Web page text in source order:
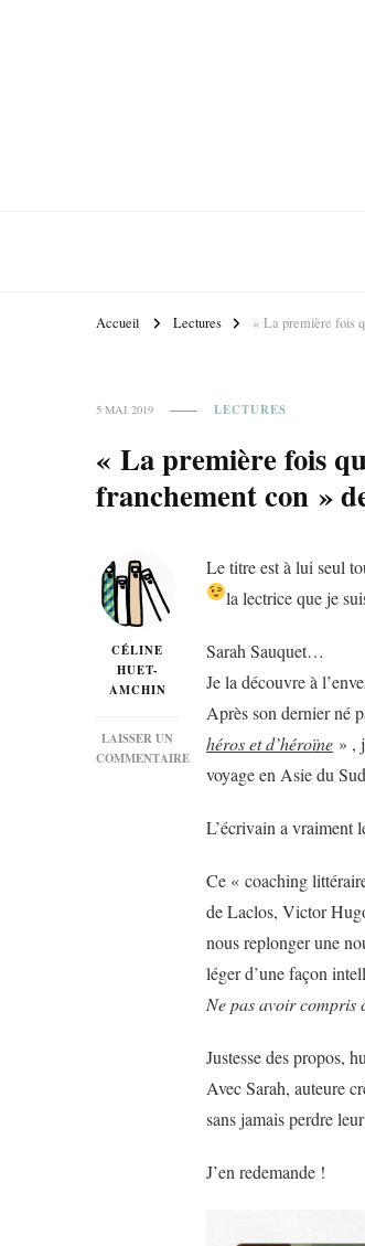
Accueil Lectures « La première fois
5 MAI 2019 LECTURES
« La première fois
franchement con »
CÉLINE
HUET-
AMCHIN
LAISSER UN
COMMENTAIRE
FRANCHEMENT
Le titre est à lui seul
la lectrice que je
Sarah Sauquet…
Je la découvre à
Après son dernier né
héros et d’héroïne » ,
voyage en Asie du
L’écrivain a vraiment
Ce « coaching
de Laclos, Victor
nous replonger une
léger d’une façon
Ne pas avoir compris
Justesse des propos,
Avec Sarah, auteure
sans jamais perdre
J’en redemande !